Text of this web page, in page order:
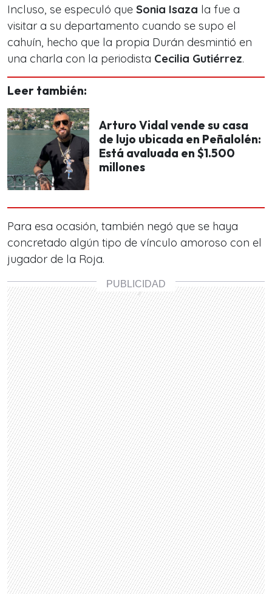
Incluso, se especuló que Sonia Isaza la fue a
visitar a su departamento cuando se supo el
cahuín, hecho que la propia Durán desmintió en
una charla con la periodista Cecilia Gutiérrez.
Leer también:
Arturo Vidal vende su casa
de lujo ubicada en Peñalolén:
Está avaluada en $1.500
millones
Para esa ocasión, también negó que se haya
concretado algún tipo de vínculo amoroso con el
jugador de la Roja.